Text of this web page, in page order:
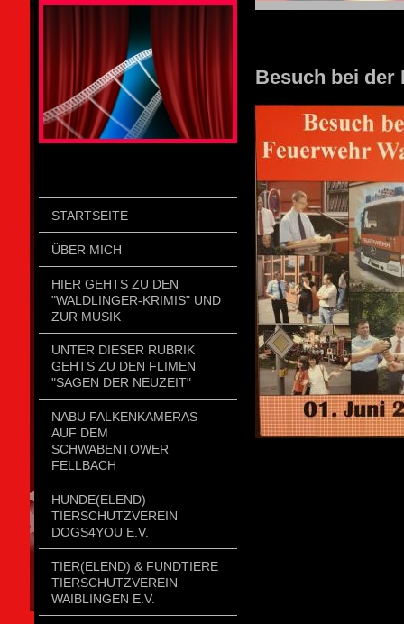
STARTSEITE
ÜBER MICH
HIER GEHTS ZU DEN
"WALDLINGER-KRIMIS" UND
ZUR MUSIK
UNTER DIESER RUBRIK
GEHTS ZU DEN FLIMEN
"SAGEN DER NEUZEIT"
NABU FALKENKAMERAS
AUF DEM
SCHWABENTOWER
FELLBACH
HUNDE(ELEND)
TIERSCHUTZVEREIN
DOGS4YOU E.V.
TIER(ELEND) & FUNDTIERE
TIERSCHUTZVEREIN
WAIBLINGEN E.V.
Besuch bei der